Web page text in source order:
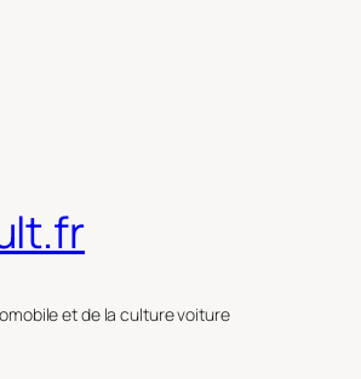
et de la culture voiture